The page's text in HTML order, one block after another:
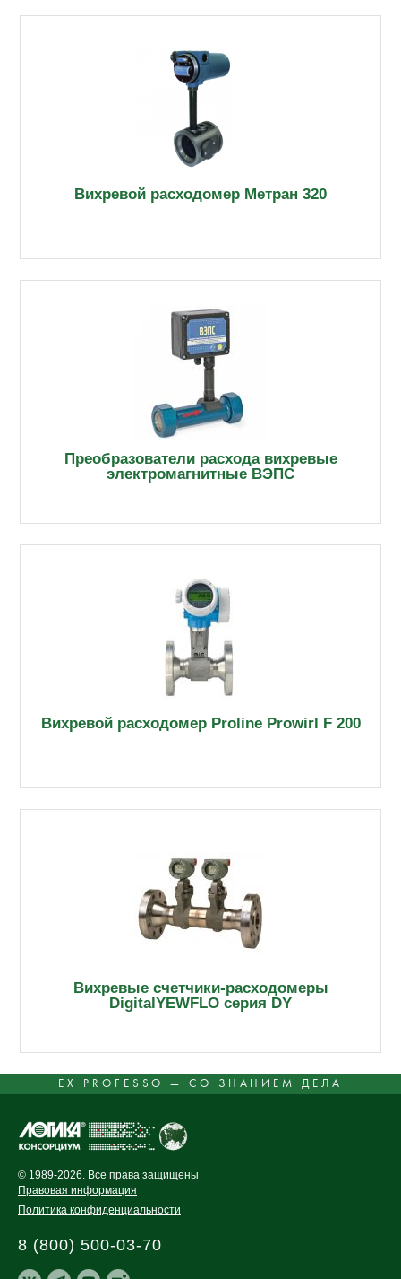
Вихревой расходомер Метран 320
Преобразователи расхода вихревые
электромагнитные ВЭПС
Вихревой расходомер Proline Prowirl F 200
Вихревые счетчики-расходомеры
DigitalYEWFLO серия DY
EX PROFESSO — СО ЗНАНИЕМ ДЕЛА
© 1989-2026. Все права защищены
Правовая информация
Политика конфиденциальности
8 (800) 500-03-70